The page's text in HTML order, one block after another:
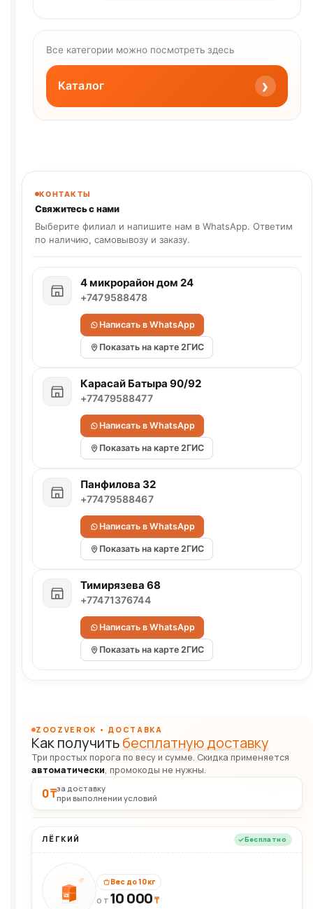
Все категории можно посмотреть здесь
Каталог ›
КОНТАКТЫ
Свяжитесь с нами
Выберите филиал и напишите нам в WhatsApp. Ответим
по наличию, самовывозу и заказу.
4 микрорайон дом 24
+7479588478
Написать в WhatsApp
Показать на карте 2ГИС
Карасай Батыра 90/92
+77479588477
Написать в WhatsApp
Показать на карте 2ГИС
Панфилова 32
+77479588467
Написать в WhatsApp
Показать на карте 2ГИС
Тимирязева 68
+77471376744
Написать в WhatsApp
Показать на карте 2ГИС
ZOOZVEROK • ДОСТАВКА
Как получитьбесплатную доставку
Три простых порога по весу и сумме. Скидка применяется
автоматически, промокоды не нужны.
0 ₸за доставку
при выполнении условий
ЛЁГКИЙ Бесплатно
10кг
Вес до 10 кг
ОТ 10 000₸